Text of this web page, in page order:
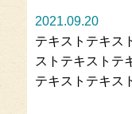
2021.09.20
テキストテキス
ストテキストテ
テキストテキス